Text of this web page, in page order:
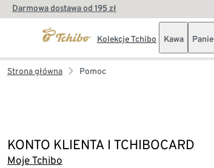
Darmowa dostawa od 195 zł
Kolekcje Tchibo Kawa Panie
Strona główna Pomoc
KONTO KLIENTA I TCHIBOCARD
Moje Tchibo